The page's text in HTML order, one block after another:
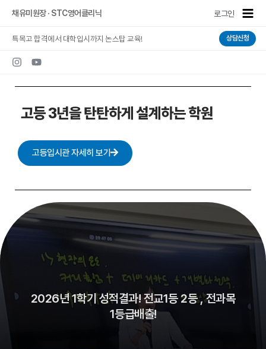
건너뛰기채유미원장 · STC영어클리닉 로그인
Main
특목고 합격에서 대학입시까지 논스탑 교육! 상담신청
고등 3년을 탄탄하게 설계하는 학원
고등입시관 자세히 보기
2026년 1학기 성적결과! 전교1등 2등 , 전과목
1등급배출!